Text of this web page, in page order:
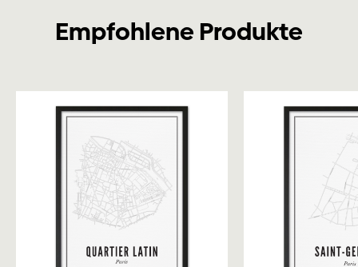
Empfohlene Produkte